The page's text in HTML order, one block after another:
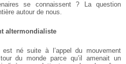
se connaissent ? La question
autour de nous.
altermondialiste
est né suite à l’appel du mouvement
du monde parce qu’il amenait un